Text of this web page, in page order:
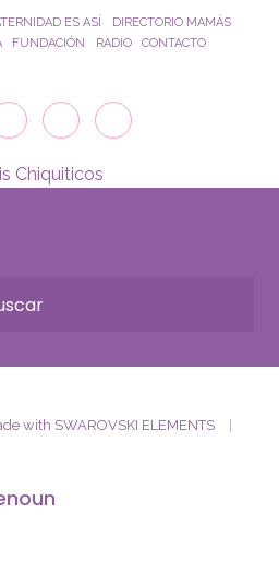
ES ASÍ
DIRECTORIO MAMÁS
FUNDACIÓN RADIO CONTACTO
with SWAROVSKI ELEMENTS